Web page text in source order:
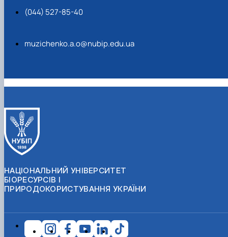
(044) 527-85-40
muzichenko.a.o@nubip.edu.ua
НАЦІОНАЛЬНИЙ УНІВЕРСИТЕТ
БІОРЕСУРСІВ І
ПРИРОДОКОРИСТУВАННЯ УКРАЇНИ